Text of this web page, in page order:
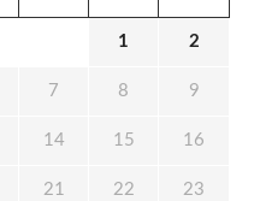
1 2
7 8 9
14 15 16
21 22 23